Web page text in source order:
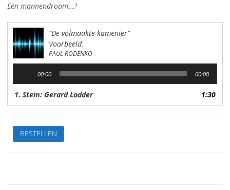
Een mannendroom…?
“De volmaakte kamenier”
Voorbeeld:
PAUL RODENKO
00:00 00:00
1. Stem: Gerard Lodder 1:30
De
volmaakte
kamenierVan:
Gerard
BESTELLEN